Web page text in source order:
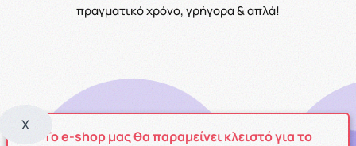
πραγματικό χρόνο, γρήγορα & απλά!
X
Το e-shop μας θα παραμείνει κλειστό για το